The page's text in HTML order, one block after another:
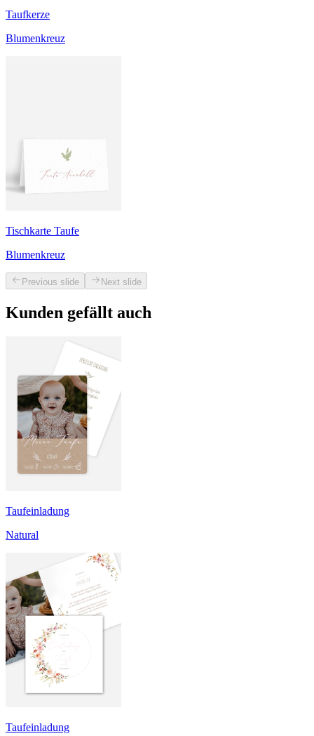
Taufkerze
Blumenkreuz
Tischkarte Taufe
Blumenkreuz
Previous slide Next slide
Kunden gefällt auch
Taufeinladung
Natural
Taufeinladung